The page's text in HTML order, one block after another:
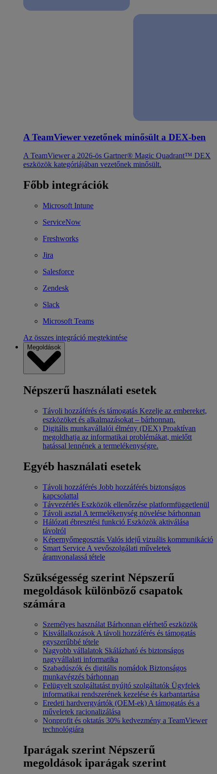
A TeamViewer vezetőnek minősült a DEX-ben
A TeamViewer a 2026-ös Gartner® Magic Quadrant™ DEX
eszközök kategóriájában vezetőnek minősült.
Főbb integrációk
Microsoft Intune
ServiceNow
Freshworks
Jira
Salesforce
Zendesk
Slack
Microsoft Teams
Az összes integráció megtekintése
Megoldások
Népszerű használati esetek
Távoli hozzáférés és támogatás Kezelje az embereket,
eszközöket és alkalmazásokat – bárhonnan.
Digitális munkavállalói élmény (DEX) Proaktívan
megoldhatja az informatikai problémákat, mielőtt
hatással lennének a termelékenységre.
Egyéb használati esetek
Távoli hozzáférés Jobb hozzáférés biztonságos
kapcsolattal
Távvezérlés Eszközök ellenőrzése platformfüggetlenül
Távoli asztal A termelékenység növelése bárhonnan
Hálózati ébresztési funkció Eszközök aktiválása
távolról
Képernyőmegosztás Valós idejű vizuális kommunikáció
Smart Service A vevőszolgálati műveletek
áramvonalassá tétele
Szükségesség szerint Népszerű
megoldások különböző csapatok
számára
Személyes használat Bárhonnan elérhető eszközök
Kisvállalkozások A távoli hozzáférés és támogatás
egyszerűbbé tétele
Nagyobb vállalatok Skálázható és biztonságos
nagyvállalati informatika
Szabadúszók és digitális nomádok Biztonságos
munkavégzés bárhonnan
Felügyelt szolgáltatást nyújtó szolgáltatók Ügyfelek
informatikai rendszerének kezelése és karbantartása
Eredeti hardvergyártók (OEM-ek) A támogatás és a
műveletek racionalizálása
Nonprofit és oktatás 30% kedvezmény a TeamViewer
technológiára
Iparágak szerint Népszerű
megoldások iparágak szerint